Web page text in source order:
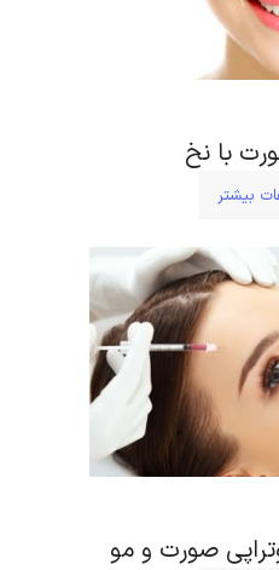
با نخ
بیشتر
صورت و مو